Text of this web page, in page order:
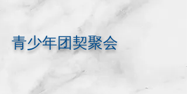
青少年团契聚会